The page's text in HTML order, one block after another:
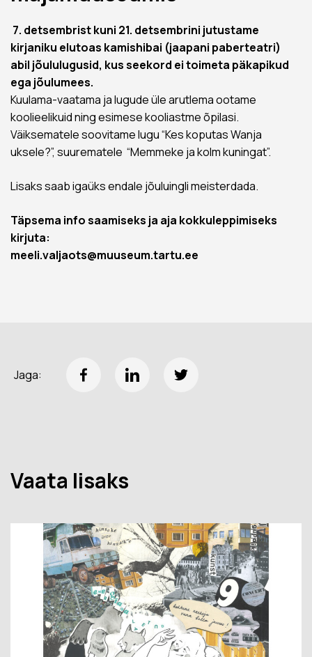
7. detsembrist kuni 21. detsembrini jutustame
kirjaniku elutoas kamishibai (jaapani paberteatri)
abil jõululugusid, kus seekord ei toimeta päkapikud
ega jõulumees.
Kuulama-vaatama ja lugude üle arutlema ootame
koolieelikuid ning esimese kooliastme õpilasi.
Väiksematele soovitame lugu “Kes koputas Wanja
uksele?”, suurematele “Memmeke ja kolm kuningat”.
Lisaks saab igaüks endale jõuluingli meisterdada.
Täpsema info saamiseks ja aja kokkuleppimiseks
kirjuta:
meeli.valjaots@muuseum.tartu.ee
Jaga:
Vaata lisaks